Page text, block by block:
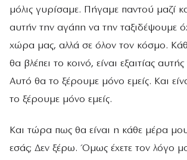
μόλις γυρίσαμε. Πήγαμε παντού μαζί
αυτήν την αγάπη να την ταξιδέψουμε
χώρα μας, αλλά σε όλον τον κόσμο.
θα βλέπει το κοινό, είναι εξαιτίας
Αυτό θα το ξέρουμε μόνο εμείς. Και
το ξέρουμε μόνο εμείς.
Και τώρα πως θα είναι η κάθε μέρα
εσάς; Δεν ξέρω. Όμως έχετε τον λόγο